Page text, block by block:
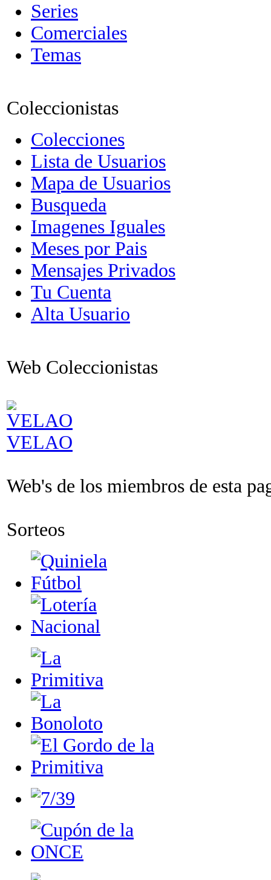
Series
Comerciales
Temas
Coleccionistas
Colecciones
Lista de Usuarios
Mapa de Usuarios
Busqueda
Imagenes Iguales
Meses por Pais
Mensajes Privados
Tu Cuenta
Alta Usuario
Web Coleccionistas
VELAO
Web's de los miembros de esta
Sorteos